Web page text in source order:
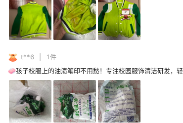
t**6 1件
🧼孩子校服上的油渍笔印不用愁！专注校园服饰清洁研发，